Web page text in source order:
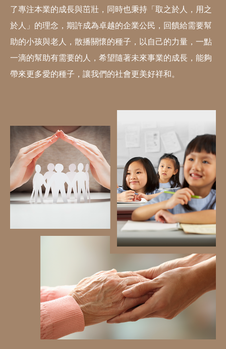
了專注本業的成長與茁壯，同時也秉持「取之於人，用之
於人」的理念，期許成為卓越的企業公民，回饋給需要幫
助的小孩與老人，散播關懷的種子，以自己的力量，一點
一滴的幫助有需要的人，希望隨著未來事業的成長，能夠
帶來更多愛的種子，讓我們的社會更美好祥和。